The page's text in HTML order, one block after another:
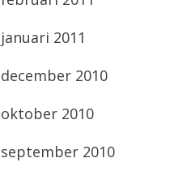
januari 2011
december 2010
oktober 2010
september 2010